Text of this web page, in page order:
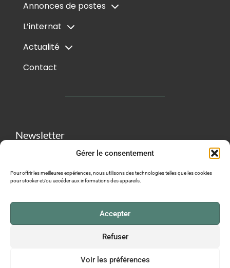
Gérer le consentement
Pour offrir les meilleures expériences, nous utilisons des technologies telles que les cookies
pour stocker et/ou accéder aux informations des appareils.
Accepter
Refuser
Voir les préférences
Annonces de postes
L’internat
Actualité
Contact
Newsletter